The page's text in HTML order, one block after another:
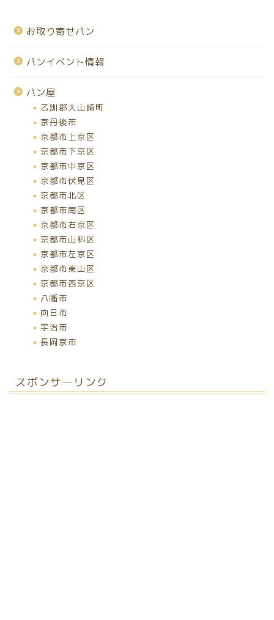
お取り寄せパン
パンイベント情報
パン屋
乙訓郡大山崎町
京丹後市
京都市上京区
京都市下京区
京都市中京区
京都市伏見区
京都市北区
京都市南区
京都市右京区
京都市山科区
京都市左京区
京都市東山区
京都市西京区
八幡市
向日市
宇治市
長岡京市
スポンサーリンク